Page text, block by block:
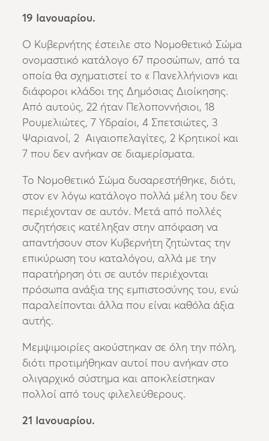
19 Ιανουαρίου.
Ο Κυβερνήτης έστειλε στο Νομοθετικό Σώμα
ονομαστικό κατάλογο 67 προσώπων, από τα
οποία θα σχηματιστεί το « Πανελλήνιον» και
διάφοροι κλάδοι της Δημόσιας Διοίκησης.
Από αυτούς, 22 ήταν Πελοποννήσιοι, 18
Ρουμελιώτες, 7 Υδραίοι, 4 Σπετσιώτες, 3
Ψαριανοί, 2 Αιγαιοπελαγίτες, 2 Κρητικοί και
7 που δεν ανήκαν σε διαμερίσματα.
Το Νομοθετικό Σώμα δυσαρεστήθηκε, διότι,
στον εν λόγω κατάλογο πολλά μέλη του δεν
περιέχονταν σε αυτόν. Μετά από πολλές
συζητήσεις κατέληξαν στην απόφαση να
απαντήσουν στον Κυβερνήτη ζητώντας την
επικύρωση του καταλόγου, αλλά με την
παρατήρηση ότι σε αυτόν περιέχονται
πρόσωπα ανάξια της εμπιστοσύνης του, ενώ
παραλείπονται άλλα που είναι καθόλα άξια
αυτής.
Μεμψιμοιρίες ακούστηκαν σε όλη την πόλη,
διότι προτιμήθηκαν αυτοί που ανήκαν στο
ολιγαρχικό σύστημα και αποκλείστηκαν
πολλοί από τους φιλελεύθερους.
21 Ιανουαρίου.